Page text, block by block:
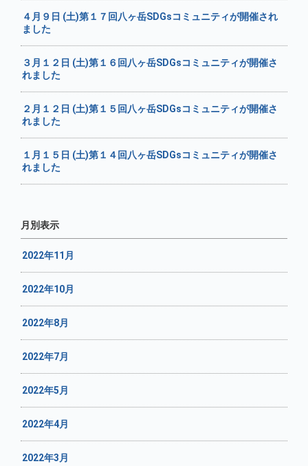
４月９日 (土)第１７回八ヶ岳SDGsコミュニティが開催され
ました
３月１２日 (土)第１６回八ヶ岳SDGsコミュニティが開催さ
れました
２月１２日 (土)第１５回八ヶ岳SDGsコミュニティが開催さ
れました
１月１５日 (土)第１４回八ヶ岳SDGsコミュニティが開催さ
れました
月別表示
2022年11月
2022年10月
2022年8月
2022年7月
2022年5月
2022年4月
2022年3月